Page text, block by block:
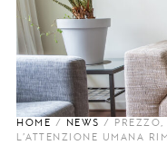
HOME / NEWS /
L’ATTENZIONE UMANA